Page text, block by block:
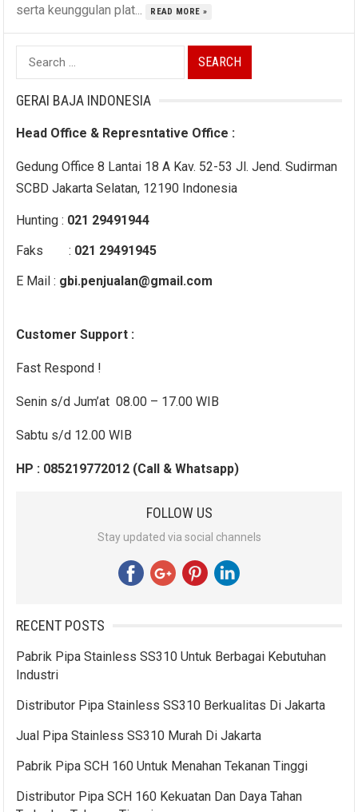
serta keunggulan plat...
READ MORE »
Search
for:
GERAI BAJA INDONESIA
Head Office & Represntative Office :
Gedung Office 8 Lantai 18 A Kav. 52-53 Jl. Jend. Sudirman
SCBD Jakarta Selatan, 12190 Indonesia
Hunting : 021 29491944
Faks : 021 29491945
E Mail : gbi.penjualan@gmail.com
Customer Support :
Fast Respond !
Senin s/d Jum’at 08.00 – 17.00 WIB
Sabtu s/d 12.00 WIB
HP : 085219772012 (Call & Whatsapp)
FOLLOW US
Stay updated via social channels
RECENT POSTS
Pabrik Pipa Stainless SS310 Untuk Berbagai Kebutuhan
Industri
Distributor Pipa Stainless SS310 Berkualitas Di Jakarta
Jual Pipa Stainless SS310 Murah Di Jakarta
Pabrik Pipa SCH 160 Untuk Menahan Tekanan Tinggi
Distributor Pipa SCH 160 Kekuatan Dan Daya Tahan